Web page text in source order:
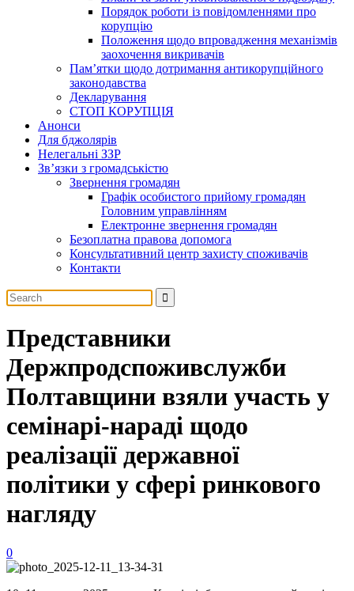
Порядок роботи із повідомленнями про
корупцію
Положення щодо впровадження механізмів
заохочення викривачів
Пам’ятки щодо дотримання антикорупційного
законодавства
Декларування
СТОП КОРУПЦІЯ
Анонси
Для бджолярів
Нелегальні ЗЗР
Зв’язки з громадськістю
Звернення громадян
Графік особистого прийому громадян
Головним управлінням
Електронне звернення громадян
Безоплатна правова допомога
Консультативний центр захисту споживачів
Контакти
Представники
Держпродспоживслужби
Полтавщини взяли участь у
семінарі-нараді щодо
реалізації державної
політики у сфері ринкового
нагляду
0